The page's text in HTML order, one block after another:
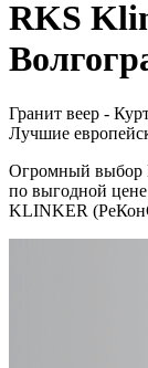
RKS
Гранит веер -
Лучшие
Огромный выбор
по выгодной
KLINKER